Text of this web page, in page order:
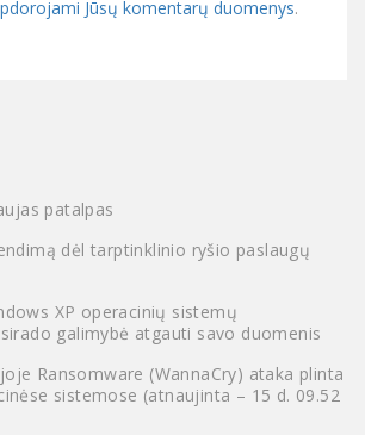
Jūsų komentarų duomenys.
patalpas
dėl tarptinklinio ryšio paslaugų
XP operacinių sistemų
galimybė atgauti savo duomenis
Ransomware (WannaCry) ataka plinta
sistemose (atnaujinta – 15 d. 09.52